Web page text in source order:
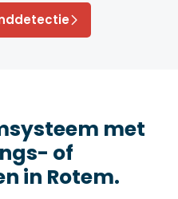
met
of
in Rotem.